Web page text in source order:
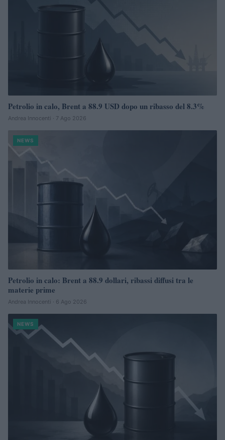
Petrolio in calo, Brent a 88.9 USD dopo un ribasso del 8.3%
Andrea Innocenti · 7 Ago 2026
NEWS
Petrolio in calo: Brent a 88.9 dollari, ribassi diffusi tra le
materie prime
Andrea Innocenti · 6 Ago 2026
NEWS